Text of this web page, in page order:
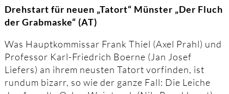
Drehstart für neuen „Tatort“ Münster „Der Fluch
der Grabmaske“ (AT)
Was Hauptkommissar Frank Thiel (Axel Prahl) und
Professor Karl-Friedrich Boerne (Jan Josef
Liefers) an ihrem neusten Tatort vorfinden, ist
rundum bizarr, so wie der ganze Fall: Die Leiche